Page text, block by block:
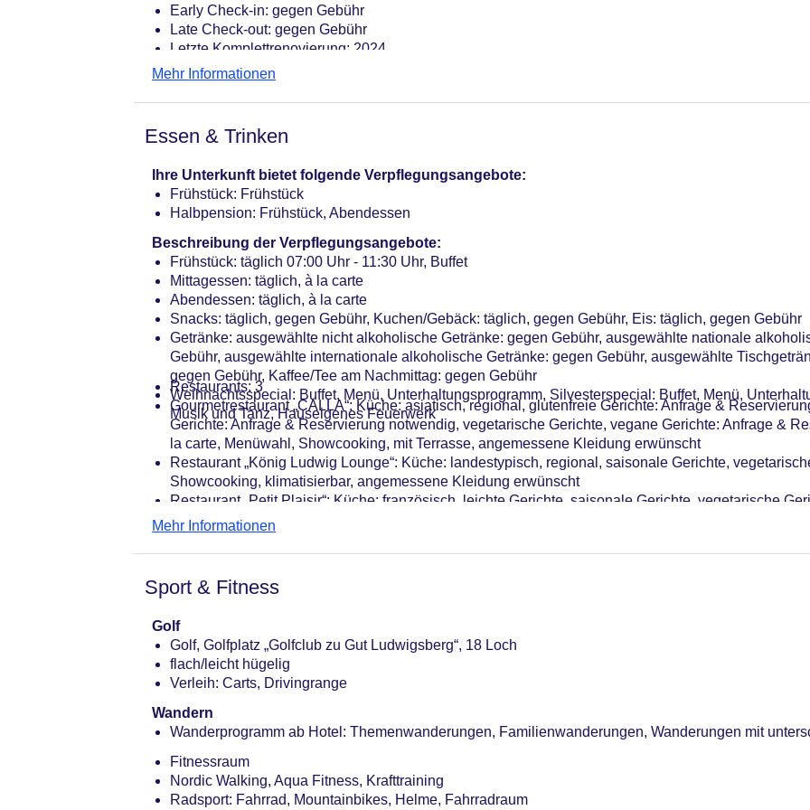
Early Check-in: gegen Gebühr
Late Check-out: gegen Gebühr
Letzte Komplettrenovierung: 2024
Rezeption, Hotelsafe
Kaminzimmer, Wintergarten
Pools: 4
Pool „Solebecken“: ab 16 Jahre, Indoor, überdacht, beheizbar, im Wellnessbereich, Liegen,
Pool „Großer Pool“: ab 16 Jahre, Indoor, Süßwasser, überdacht, beheizbar, im Wellnessbereich,
Infinitypool „Infinity Außenpool“: Outdoor, beheizbar, Liegen, Sonnenschirme
Badetücher
Souvenirshop, Boutique, Friseur
Internet: WLAN/WiFi, im gesamten Hotel (Anlage): ohne Gebühr, im öffentlichen Bereich, an der
der Bar, am Pool
Internetterminal
Wäscheservice: gegen Gebühr
Gepäckservice
Zahlungsarten: TUI Card / VISA, MasterCard, American Express, EC Karte/Maestro
Haustier: Hund erlaubt: pro Tag ab 15 EUR, Anfrage & Reservierung notwendig
Parkmöglichkeiten: Parkplatz (nach Verfügbarkeit), unbewacht: ohne Gebühr, Garage: pro Tag ca.
Tagungseinrichtungen: Konferenzräume: 12, klimatisierte Tagungsräume, Tageslicht,
Coffee Breaks: gegen Gebühr
Gebäudeanzahl: 1, Etagen: 5, Zimmer: 156
Landeskategorie: 5,5 Sterne
Mehr Informationen
Essen & Trinken
Ihre Unterkunft bietet folgende Verpflegungsangebote:
Frühstück: Frühstück
Halbpension: Frühstück, Abendessen
Beschreibung der Verpflegungsangebote:
Frühstück: täglich 07:00 Uhr - 11:30 Uhr, Buffet
Mittagessen: täglich, à la carte
Abendessen: täglich, à la carte
Snacks: täglich, gegen Gebühr, Kuchen/Gebäck: täglich, gegen Gebühr, Eis: täglich, gegen Gebühr
Getränke: ausgewählte nicht alkoholische Getränke: gegen Gebühr, ausgewählte nationale
Gebühr, ausgewählte internationale alkoholische Getränke: gegen Gebühr, ausgewählte
gegen Gebühr, Kaffee/Tee am Nachmittag: gegen Gebühr
Weihnachtsspecial: Buffet, Menü, Unterhaltungsprogramm, Silvesterspecial: Buffet, Menü,
Musik und Tanz, Hauseigenes Feuerwerk
Restaurants: 3
Gourmetrestaurant „CALLA“: Küche: asiatisch, regional, glutenfreie Gerichte: Anfrage &
Gerichte: Anfrage & Reservierung notwendig, vegetarische Gerichte, vegane Gerichte: Anfrage &
la carte, Menüwahl, Showcooking, mit Terrasse, angemessene Kleidung erwünscht
Restaurant „König Ludwig Lounge“: Küche: landestypisch, regional, saisonale Gerichte,
Showcooking, klimatisierbar, angemessene Kleidung erwünscht
Restaurant „Petit Plaisir“: Küche: französisch, leichte Gerichte, saisonale Gerichte, vegetarische
klimatisierbar, angemessene Kleidung erwünscht
Bar „Hotelbar“
Poolbar Outdoor „Poolbar“
Mehr Informationen
Sport & Fitness
Golf
Golf, Golfplatz „Golfclub zu Gut Ludwigsberg“, 18 Loch
flach/leicht hügelig
Verleih: Carts, Drivingrange
Wandern
Wanderprogramm ab Hotel: Themenwanderungen, Familienwanderungen, Wanderungen mit
Fitnessraum
Nordic Walking, Aqua Fitness, Krafttraining
Radsport: Fahrrad, Mountainbikes, Helme, Fahrradraum